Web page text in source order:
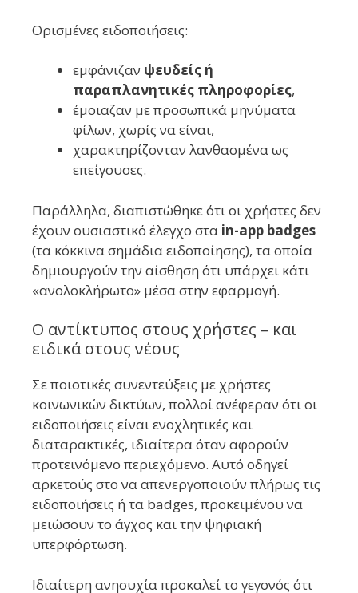
Ορισμένες ειδοποιήσεις:
εμφάνιζαν ψευδείς ή
παραπλανητικές πληροφορίες,
έμοιαζαν με προσωπικά μηνύματα
φίλων, χωρίς να είναι,
χαρακτηρίζονταν λανθασμένα ως
επείγουσες.
Παράλληλα, διαπιστώθηκε ότι οι χρήστες δεν
έχουν ουσιαστικό έλεγχο στα in-app badges
(τα κόκκινα σημάδια ειδοποίησης), τα οποία
δημιουργούν την αίσθηση ότι υπάρχει κάτι
«ανολοκλήρωτο» μέσα στην εφαρμογή.
Ο αντίκτυπος στους χρήστες – και
ειδικά στους νέους
Σε ποιοτικές συνεντεύξεις με χρήστες
κοινωνικών δικτύων, πολλοί ανέφεραν ότι οι
ειδοποιήσεις είναι ενοχλητικές και
διαταρακτικές, ιδιαίτερα όταν αφορούν
προτεινόμενο περιεχόμενο. Αυτό οδηγεί
αρκετούς στο να απενεργοποιούν πλήρως τις
ειδοποιήσεις ή τα badges, προκειμένου να
μειώσουν το άγχος και την ψηφιακή
υπερφόρτωση.
Ιδιαίτερη ανησυχία προκαλεί το γεγονός ότι